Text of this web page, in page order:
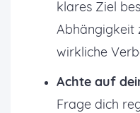
klares Ziel
Abhängigkeit
wirkliche
Achte auf
Frage dich